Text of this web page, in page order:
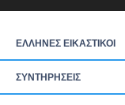
ΕΛΛΗΝΕΣ ΕΙΚΑΣΤΙΚΟΙ
ΣΥΝΤΗΡΗΣΕΙΣ